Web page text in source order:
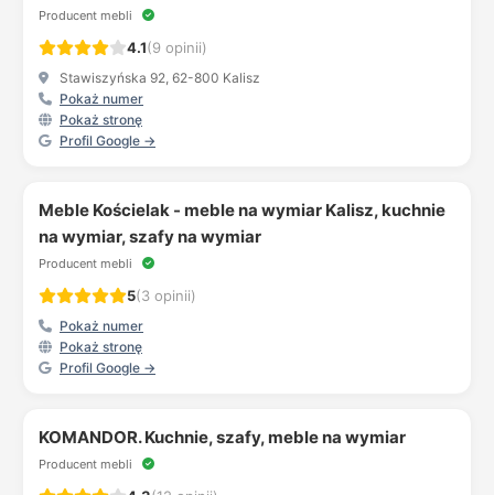
Producent mebli
4.1(9 opinii)
Stawiszyńska 92, 62-800 Kalisz
Pokaż numer
Pokaż stronę
Profil Google →
Meble Kościelak - meble na wymiar Kalisz, kuchnie
na wymiar, szafy na wymiar
Producent mebli
5(3 opinii)
Pokaż numer
Pokaż stronę
Profil Google →
KOMANDOR. Kuchnie, szafy, meble na wymiar
Producent mebli